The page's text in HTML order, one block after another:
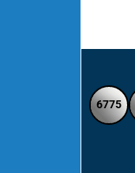
6775